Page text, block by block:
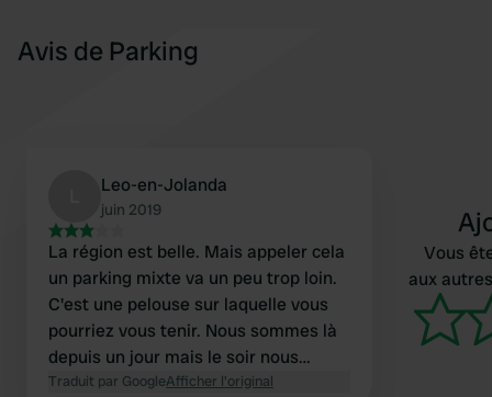
Avis de Parking
Leo-en-Jolanda
juin 2019
La région est belle. Mais appeler cela
un parking mixte va un peu trop loin.
C'est une pelouse sur laquelle vous
pourriez vous tenir. Nous sommes là
depuis un jour mais le soir nous
sommes allés à Allance.
Traduit par GoogleAfficher l'original
Vous
aux